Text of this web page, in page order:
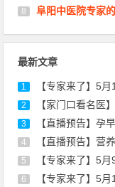
8 阜阳中医院专家
最新文章
1 【专家来了】5月16
2 【家门口看名医】
3 【直播预告】孕早
4 【直播预告】营养
5 【专家来了】5月9日，
6 【专家来了】5月